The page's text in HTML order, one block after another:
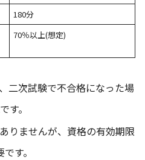
180分
70％以上(想定)
二次試験で不合格になった場
す。
りませんが、資格の有効期限
す。